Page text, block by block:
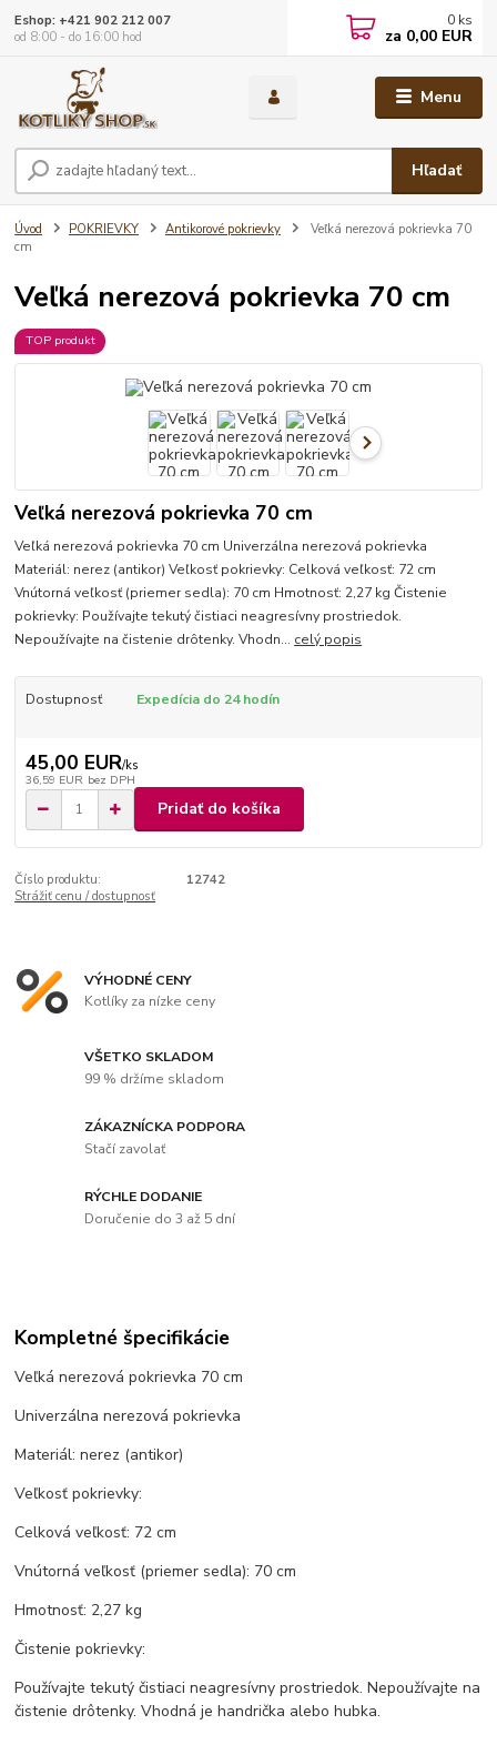
Menu
Hľadať
Eshop: +421 902 212 007
od 8:00 - do 16:00 hod
0 ks
za 0,00 EUR
Úvod POKRIEVKY Antikorové pokrievky
Veľká nerezová pokrievka 70
cm
Veľká nerezová pokrievka 70 cm
TOP produkt
Veľká nerezová pokrievka 70 cm
Veľká nerezová pokrievka 70 cm Univerzálna nerezová pokrievka
Materiál: nerez (antikor) Veľkosť pokrievky: Celková veľkosť: 72 cm
Vnútorná veľkosť (priemer sedla): 70 cm Hmotnosť: 2,27 kg Čistenie
pokrievky: Používajte tekutý čistiaci neagresívny prostriedok.
Nepoužívajte na čistenie drôtenky. Vhodn... celý popis
Dostupnosť Expedícia do 24 hodín
45,00 EUR/ks
36,59 EUR bez DPH
Pridať do košíka
Číslo produktu:
12742
Strážiť cenu / dostupnosť
VÝHODNÉ CENY
Kotlíky za nízke ceny
VŠETKO SKLADOM
99 % držíme skladom
ZÁKAZNÍCKA PODPORA
Stačí zavolať
RÝCHLE DODANIE
Doručenie do 3 až 5 dní
Kompletné špecifikácie
Veľká nerezová pokrievka 70 cm
Univerzálna nerezová pokrievka
Materiál: nerez (antikor)
Veľkosť pokrievky:
Celková veľkosť: 72 cm
Vnútorná veľkosť (priemer sedla): 70 cm
Hmotnosť: 2,27 kg
Čistenie pokrievky:
Používajte tekutý čistiaci neagresívny prostriedok. Nepoužívajte na
čistenie drôtenky. Vhodná je handrička alebo hubka.